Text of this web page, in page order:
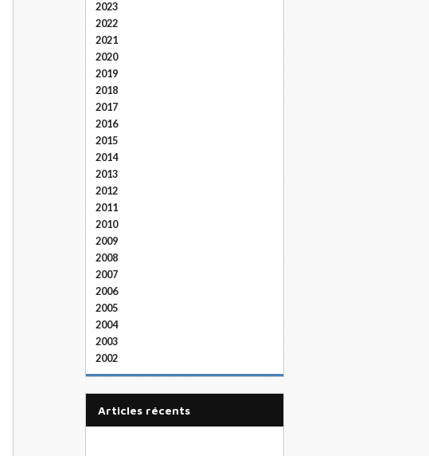
2023
2022
2021
2020
2019
2018
2017
2016
2015
2014
2013
2012
2011
2010
2009
2008
2007
2006
2005
2004
2003
2002
articles récents